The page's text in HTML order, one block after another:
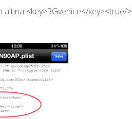
altına <key>3Gvenice</key><true/>